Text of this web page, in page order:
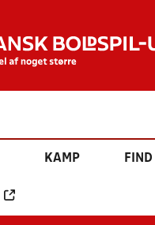
KAMP